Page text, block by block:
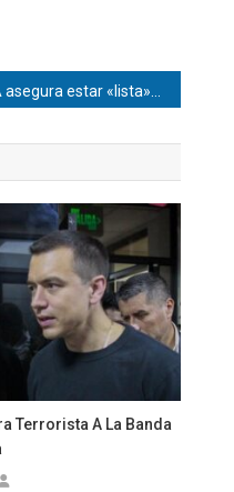
Terrorista A La Banda